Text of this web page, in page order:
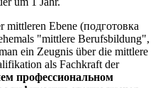
mittleren Ebene (подготовка
"mittlere Berufsbildung",
ein Zeugnis über die mittlere
als Fachkraft der
профессиональном